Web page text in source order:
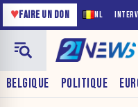
NL
♥FAIRE UN DON
BELGIQUE POLITIQUE